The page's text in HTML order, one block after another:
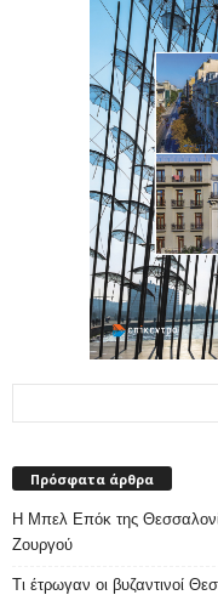
Πρόσφατα άρθρα
Η Μπελ Επόκ της
Ζουργού
Τι έτρωγαν οι βυζαντινοί